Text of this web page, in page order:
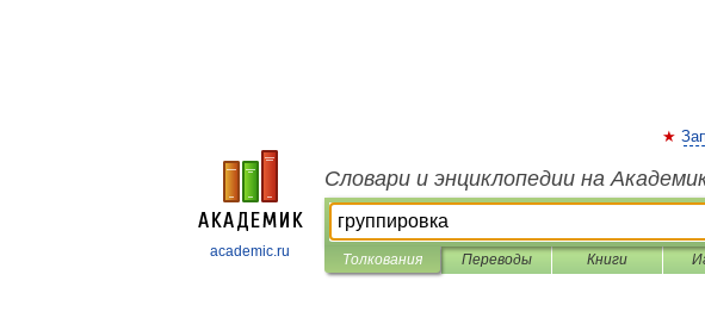
academic.ru
Словари и энциклопедии на
Толкования Переводы Книги